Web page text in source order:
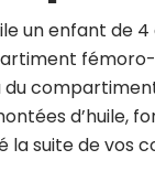
un enfant de
du
d’huile,
suite de vos